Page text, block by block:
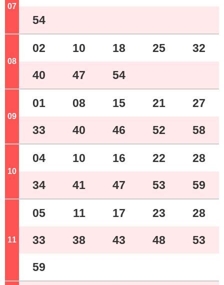
07
54
08
02 10 18 25 32
40 47 54
09
01 08 15 21 27
33 40 46 52 58
10
04 10 16 22 28
34 41 47 53 59
11
05 11 17 23 28
33 38 43 48 53
59